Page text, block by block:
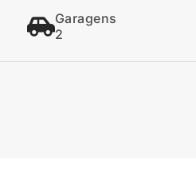
Garagens
2